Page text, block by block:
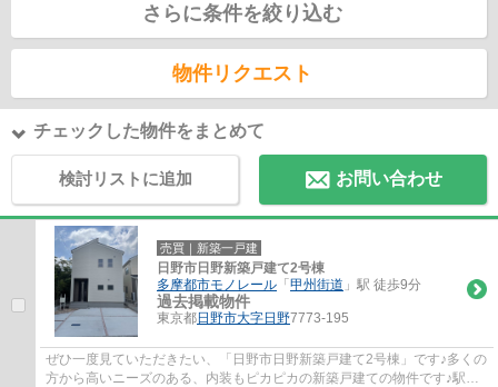
さらに条件を絞り込む
物件リクエスト
チェックした物件をまとめて
検討リストに追加 お問い合わせ
売買｜新築一戸建
日野市日野新築戸建て2号棟
多摩都市モノレール 「 甲州街道 」駅 徒歩9分
過去掲載物件
東京都日野市大字日野7773-195
ぜひ一度見ていただきたい、「日野市日野新築戸建て2号棟」です♪多くの
方から高いニーズのある、内装もピカピカの新築戸建ての物件です♪駅徒